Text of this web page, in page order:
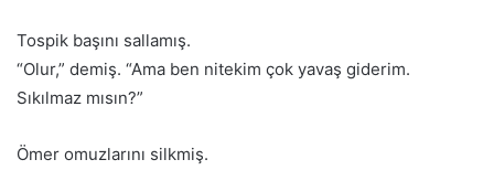
Tospik başını sallamış.
“Olur,” demiş. “Ama ben nitekim çok yavaş giderim.
Sıkılmaz mısın?”
Ömer omuzlarını silkmiş.